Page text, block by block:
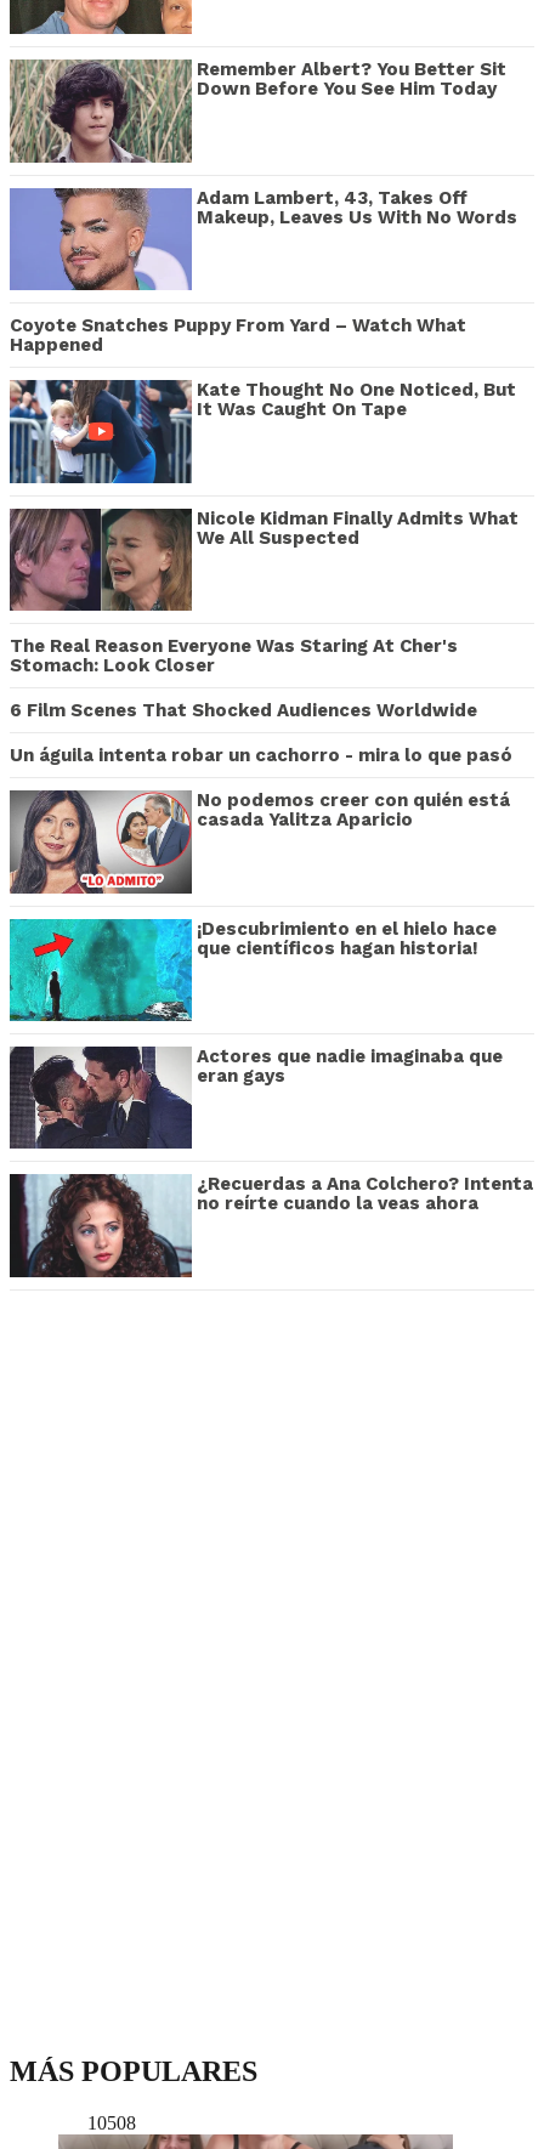
Remember Albert? You Better Sit
Down Before You See Him Today
Adam Lambert, 43, Takes Off
Makeup, Leaves Us With No Words
Coyote Snatches Puppy From Yard – Watch What
Happened
Kate Thought No One Noticed, But
It Was Caught On Tape
Nicole Kidman Finally Admits What
We All Suspected
The Real Reason Everyone Was Staring At Cher's
Stomach: Look Closer
6 Film Scenes That Shocked Audiences Worldwide
Un águila intenta robar un cachorro - mira lo que pasó
No podemos creer con quién está
casada Yalitza Aparicio
¡Descubrimiento en el hielo hace
que científicos hagan historia!
Actores que nadie imaginaba que
eran gays
¿Recuerdas a Ana Colchero? Intenta
no reírte cuando la veas ahora
MÁS POPULARES
10508